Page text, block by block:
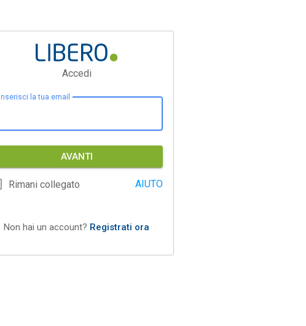
Accedi
Inserisci la tua email
AVANTI
Rimani collegato AIUTO
Non hai un account? Registrati ora